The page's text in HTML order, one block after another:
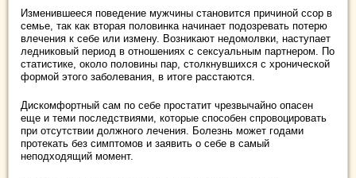
Изменившееся поведение мужчины становится причиной ссор в
семье, так как вторая половинка начинает подозревать потерю
влечения к себе или измену. Возникают недомолвки, наступает
ледниковый период в отношениях с сексуальным партнером. По
статистике, около половины пар, столкнувшихся с хронической
формой этого заболевания, в итоге расстаются.
Дискомфортный сам по себе простатит чрезвычайно опасен
еще и теми последствиями, которые способен спровоцировать
при отсутствии должного лечения. Болезнь может годами
протекать без симптомов и заявить о себе в самый
неподходящий момент.